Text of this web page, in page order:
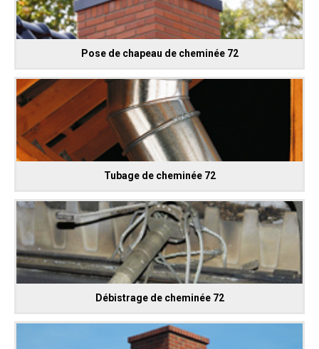
Pose de chapeau de cheminée 72
Tubage de cheminée 72
Débistrage de cheminée 72